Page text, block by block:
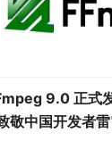
将数值10路
i
i
9.0 正式
敬中国开发者